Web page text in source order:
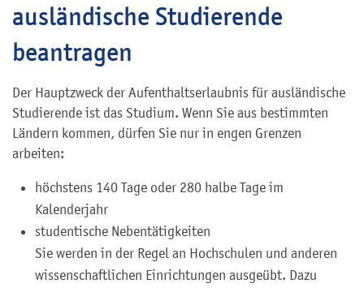
ausländische Studierende
beantragen
Der Hauptzweck der Aufenthaltserlaubnis für ausländische
Studierende ist das Studium. Wenn Sie aus bestimmten
Ländern kommen, dürfen Sie nur in engen Grenzen
arbeiten:
höchstens 140 Tage oder 280 halbe Tage im
Kalenderjahr
studentische Nebentätigkeiten
Sie werden in der Regel an Hochschulen und anderen
wissenschaftlichen Einrichtungen ausgeübt. Dazu